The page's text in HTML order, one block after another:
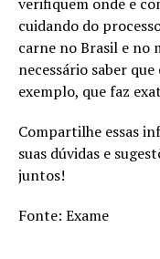
verifiquem onde e
cuidando do
carne no Brasil e no
necessário saber
exemplo, que faz
Compartilhe essas
suas dúvidas e
juntos!
Fonte: Exame